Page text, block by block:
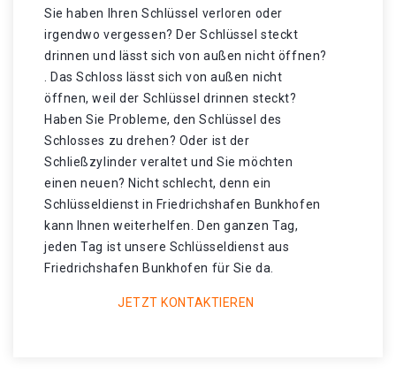
Sie haben Ihren Schlüssel verloren oder
irgendwo vergessen? Der Schlüssel steckt
drinnen und lässt sich von außen nicht öffnen?
. Das Schloss lässt sich von außen nicht
öffnen, weil der Schlüssel drinnen steckt?
Haben Sie Probleme, den Schlüssel des
Schlosses zu drehen? Oder ist der
Schließzylinder veraltet und Sie möchten
einen neuen? Nicht schlecht, denn ein
Schlüsseldienst in Friedrichshafen Bunkhofen
kann Ihnen weiterhelfen. Den ganzen Tag,
jeden Tag ist unsere Schlüsseldienst aus
Friedrichshafen Bunkhofen für Sie da.
JETZT KONTAKTIEREN